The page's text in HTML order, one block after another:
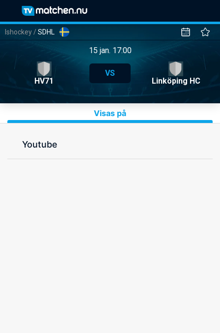
Ishockey /SDHL
15 jan. 17:00
HV71
VS
Linköping HC
Visas på
Youtube